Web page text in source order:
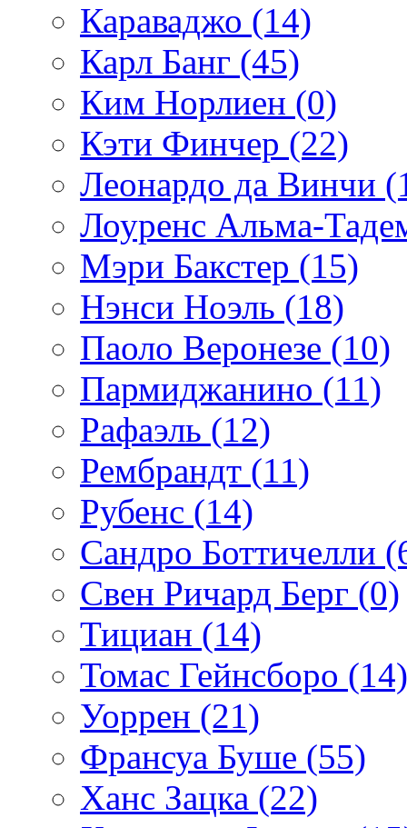
Караваджо (14)
Карл Банг (45)
Ким Норлиен (0)
Кэти Финчер (22)
Леонардо да Винчи
Лоуренс Альма-
Мэри Бакстер (15)
Нэнси Ноэль (18)
Паоло Веронезе (10)
Пармиджанино (11)
Рафаэль (12)
Рембрандт (11)
Рубенс (14)
Сандро Боттичелли
Свен Ричард Берг (0)
Тициан (14)
Томас Гейнсборо (14)
Уоррен (21)
Франсуа Буше (55)
Ханс Зацка (22)